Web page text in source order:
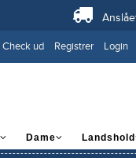
Check ud Registrer Login
Dame Landshold